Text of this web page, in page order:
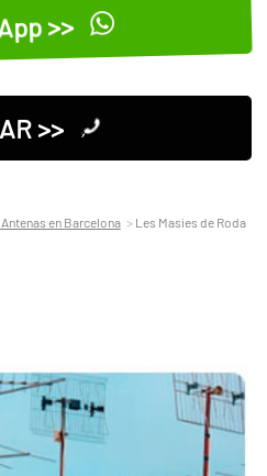
>>
>>
en Barcelona Les Masies de Roda